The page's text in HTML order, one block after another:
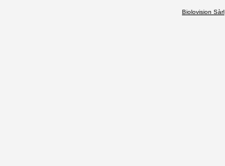
Biolovision Sàrl